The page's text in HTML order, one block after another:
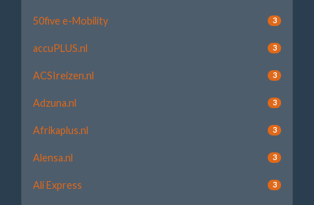
50five e-Mobility 3
accuPLUS.nl 3
ACSIreizen.nl 3
Adzuna.nl 3
Afrikaplus.nl 3
Alensa.nl 3
Ali Express 3